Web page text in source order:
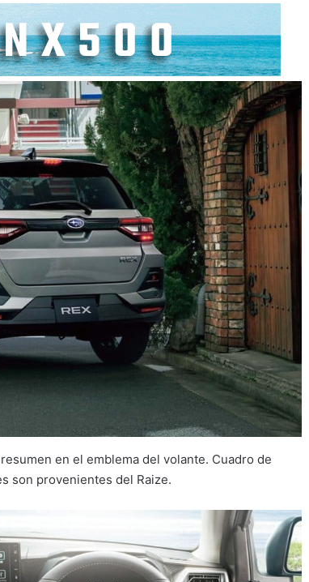
en el emblema del volante. Cuadro de
son provenientes del Raize.